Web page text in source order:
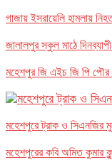
গাজায় ইসরায়েলি হামলায়
জালালপুর স্কুল মাঠে দিনব্যাপী
মহেশপুর জি এইচ জি পি পৌর
মহেশপুরে ট্রাক ও সিএনজির
মহেশপুরের কবি অমিত কুমার